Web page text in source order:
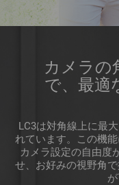
カメラの
で、最適
LC3は対角線上に最
れています。この機
カメラ設定の自由度
せ、お好みの視野角